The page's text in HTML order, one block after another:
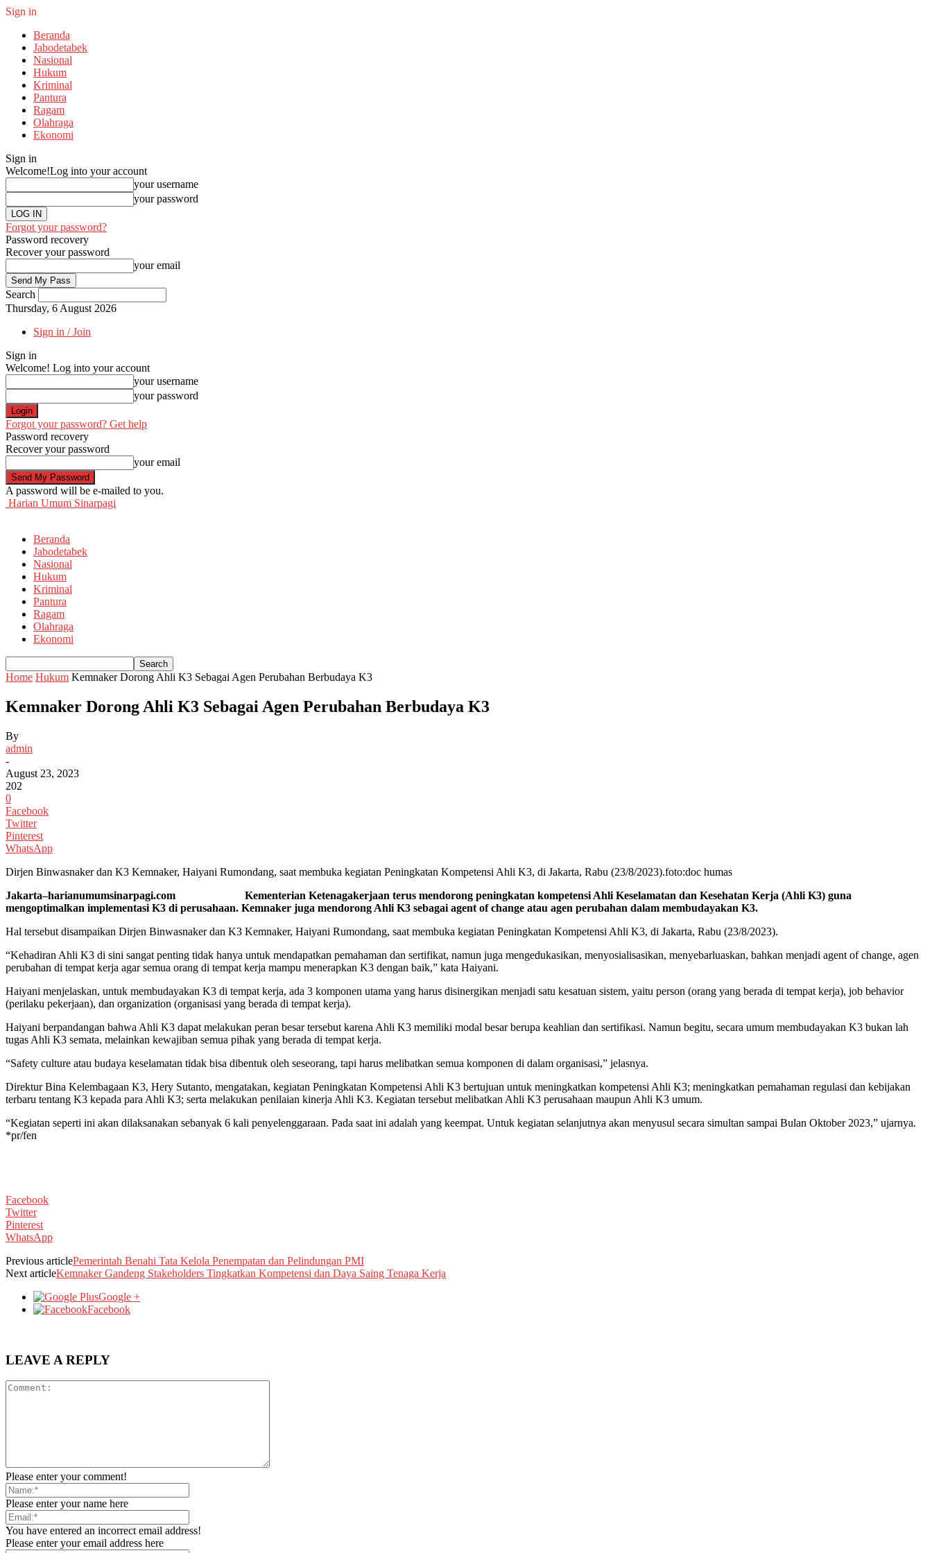
Sign in
Beranda
Jabodetabek
Nasional
Hukum
Kriminal
Pantura
Ragam
Olahraga
Ekonomi
Sign in
Welcome!Log into your account
your username
your password
Forgot your password?
Password recovery
Recover your password
your email
Search
Thursday, 6 August 2026
Sign in / Join
Sign in
Welcome! Log into your account
your username
your password
Forgot your password? Get help
Password recovery
Recover your password
your email
A password will be e-mailed to you.
Harian Umum Sinarpagi
Beranda
Jabodetabek
Nasional
Hukum
Kriminal
Pantura
Ragam
Olahraga
Ekonomi
Home Hukum Kemnaker Dorong Ahli K3 Sebagai Agen Perubahan Berbudaya K3
Kemnaker Dorong Ahli K3 Sebagai Agen Perubahan Berbudaya K3
By
admin
-
August 23, 2023
202
0
Facebook
Twitter
Pinterest
WhatsApp
Dirjen Binwasnaker dan K3 Kemnaker, Haiyani Rumondang, saat membuka kegiatan Peningkatan Kompetensi Ahli K3, di Jakarta, Rabu (23/8/2023).foto:doc humas
Jakarta–harianumumsinarpagi.com Kementerian Ketenagakerjaan terus mendorong peningkatan kompetensi Ahli Keselamatan dan Kesehatan Kerja (Ahli K3) guna
mengoptimalkan implementasi K3 di perusahaan. Kemnaker juga mendorong Ahli K3 sebagai agent of change atau agen perubahan dalam membudayakan K3.
Hal tersebut disampaikan Dirjen Binwasnaker dan K3 Kemnaker, Haiyani Rumondang, saat membuka kegiatan Peningkatan Kompetensi Ahli K3, di Jakarta, Rabu (23/8/2023).
“Kehadiran Ahli K3 di sini sangat penting tidak hanya untuk mendapatkan pemahaman dan sertifikat, namun juga mengedukasikan, menyosialisasikan, menyebarluaskan, bahkan menjadi agent of change, agen
perubahan di tempat kerja agar semua orang di tempat kerja mampu menerapkan K3 dengan baik,” kata Haiyani.
Haiyani menjelaskan, untuk membudayakan K3 di tempat kerja, ada 3 komponen utama yang harus disinergikan menjadi satu kesatuan sistem, yaitu person (orang yang berada di tempat kerja), job behavior
(perilaku pekerjaan), dan organization (organisasi yang berada di tempat kerja).
Haiyani berpandangan bahwa Ahli K3 dapat melakukan peran besar tersebut karena Ahli K3 memiliki modal besar berupa keahlian dan sertifikasi. Namun begitu, secara umum membudayakan K3 bukan lah
tugas Ahli K3 semata, melainkan kewajiban semua pihak yang berada di tempat kerja.
“Safety culture atau budaya keselamatan tidak bisa dibentuk oleh seseorang, tapi harus melibatkan semua komponen di dalam organisasi,” jelasnya.
Direktur Bina Kelembagaan K3, Hery Sutanto, mengatakan, kegiatan Peningkatan Kompetensi Ahli K3 bertujuan untuk meningkatkan kompetensi Ahli K3; meningkatkan pemahaman regulasi dan kebijakan
terbaru tentang K3 kepada para Ahli K3; serta melakukan penilaian kinerja Ahli K3. Kegiatan tersebut melibatkan Ahli K3 perusahaan maupun Ahli K3 umum.
“Kegiatan seperti ini akan dilaksanakan sebanyak 6 kali penyelenggaraan. Pada saat ini adalah yang keempat. Untuk kegiatan selanjutnya akan menyusul secara simultan sampai Bulan Oktober 2023,” ujarnya.
*pr/fen
Facebook
Twitter
Pinterest
WhatsApp
Previous articlePemerintah Benahi Tata Kelola Penempatan dan Pelindungan PMI
Next articleKemnaker Gandeng Stakeholders Tingkatkan Kompetensi dan Daya Saing Tenaga Kerja
Google +
Facebook
LEAVE A REPLY
Please enter your comment!
Please enter your name here
You have entered an incorrect email address!
Please enter your email address here